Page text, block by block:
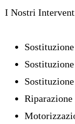
I Nostri
Riparazione